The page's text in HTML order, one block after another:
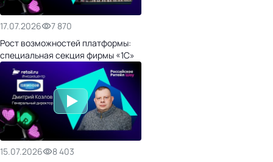
17.07.2026
7 870
Рост возможностей платформы:
специальная секция фирмы «1С»
15.07.2026
8 403